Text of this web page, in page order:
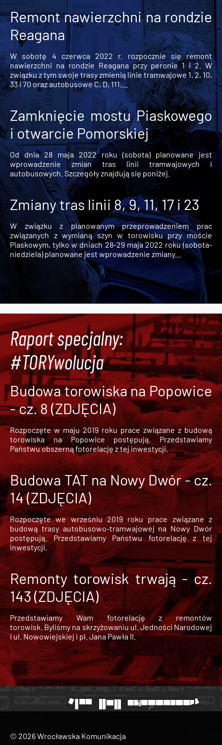
Remont nawierzchni na rondzie
Reagana
W sobotę 4 czerwca 2022 r. rozpocznie się remont
nawierzchni na rondzie Reagana przy peronie 1 i 2. W
związku z tym swoje trasy zmienią linie tramwajowe 1, 2, 10,
33 i 70 oraz autobusowe C, D, 111,...
Zamknięcie mostu Piaskowego
i otwarcie Pomorskiej
Od dnia 28 maja 2022 roku (sobota) planowane jest
wprowadzenie zmian tras linii tramwajowych i
autobusowych. Szczegóły znajdują się poniżej.
Zmiany tras linii 8, 9, 11, 17 i 23
W związku z planowanym przeprowadzeniem prac
związanych z wymianą szyn w torowisku przy moście
Piaskowym, tylko w dniach 28-29 maja 2022 roku (sobota-
niedziela) planowane jest wprowadzenie zmiany...
Raport specjalny:
#TORYwolucja
Budowa torowiska na Popowice
- cz. 8 (ZDJĘCIA)
Rozpoczęte w maju 2019 roku prace związane z budową
torowiska na Popowice
postępują. Przedstawiamy
Państwu obszerną fotorelację z tej inwestycji.
Budowa TAT na Nowy Dwór - cz.
14 (ZDJĘCIA)
Rozpoczęte we wrześniu 2019 roku prace związane z
budową trasy autobusowo-tramwajowej na Nowy Dwór
postępują. Przedstawiamy Państwu fotorelację z tej
inwestycji.
Remonty torowisk trwają - cz.
143 (ZDJĘCIA)
Przedstawiamy Wam fotorelację z remontów
torowisk. Byliśmy na skrzyżowaniu ul. Jedności Narodowej
i ul. Nowowiejskiej i pl. Jana Pawła II.
© 2026 Wrocławska Komunikacja